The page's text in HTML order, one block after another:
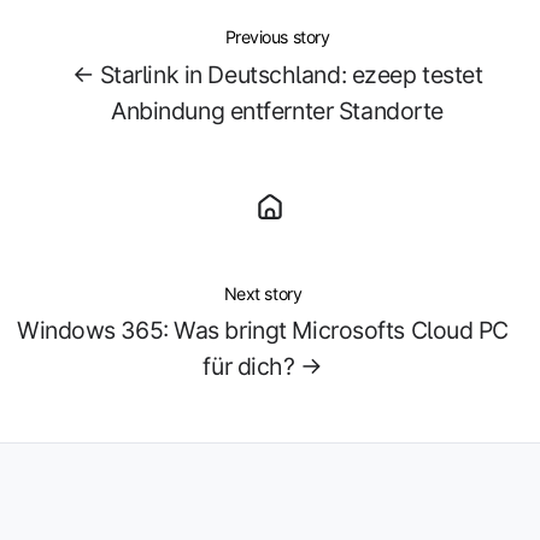
Previous story
← Starlink in Deutschland: ezeep testet
Anbindung entfernter Standorte
Next story
Windows 365: Was bringt Microsofts Cloud PC
für dich? →